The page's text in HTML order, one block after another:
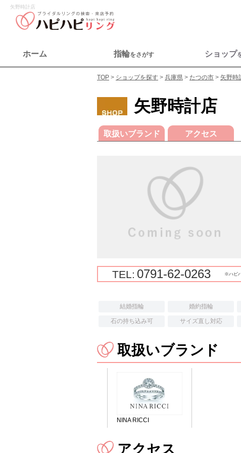
矢野時計店
ホーム 指輪をさがす ショップ
TOP ショップを探す 兵庫県 たつの市 矢野時
矢野時計店
取扱いブランド アクセス
TEL: 0791-62-0263 ※ハピ
結婚指輪 婚約指輪
石の持ち込み可 サイズ直し対応
取扱いブランド
NINA RICCI
アクセス